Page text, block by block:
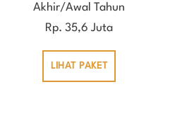
Akhir/Awal Tahun
Rp. 35,6 Juta
LIHAT PAKET